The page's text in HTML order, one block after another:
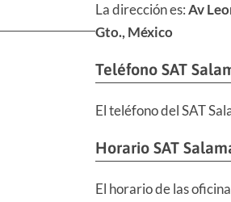
La dirección es:Av
Gto., México
Teléfono SAT
El teléfono del SAT
Horario SAT
El horario de las